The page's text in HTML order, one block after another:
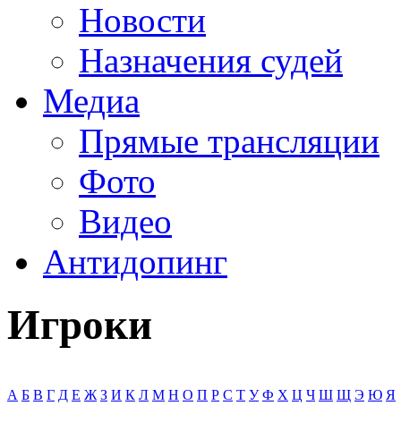
Новости
Назначения судей
Медиа
Прямые трансляции
Фото
Видео
Антидопинг
Игроки
А Б В Г Д Е Ж З И К Л М Н О П Р С Т У Ф Х Ц Ч Ш Щ Э Ю Я